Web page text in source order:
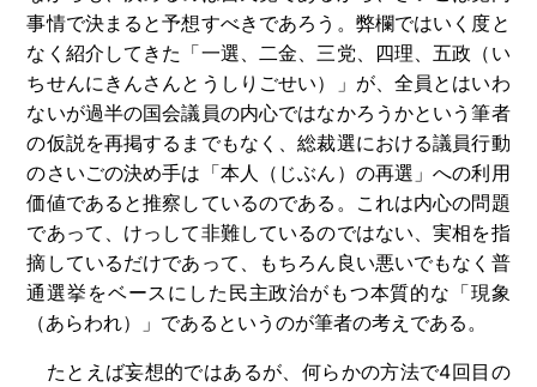
事情で決まると予想すべきであろう。弊欄ではいく度と
なく紹介してきた「一選、二金、三党、四理、五政（い
ちせんにきんさんとうしりごせい）」が、全員とはいわ
ないが過半の国会議員の内心ではなかろうかという筆者
の仮説を再掲するまでもなく、総裁選における議員行動
のさいごの決め手は「本人（じぶん）の再選」への利用
価値であると推察しているのである。これは内心の問題
であって、けっして非難しているのではない、実相を指
摘しているだけであって、もちろん良い悪いでもなく普
通選挙をベースにした民主政治がもつ本質的な「現象
（あらわれ）」であるというのが筆者の考えである。
たとえば妄想的ではあるが、何らかの方法で4回目の